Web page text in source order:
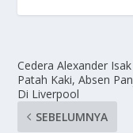
Cedera Alexander Isak
Patah Kaki, Absen
Di Liverpool
SEBELUMNYA